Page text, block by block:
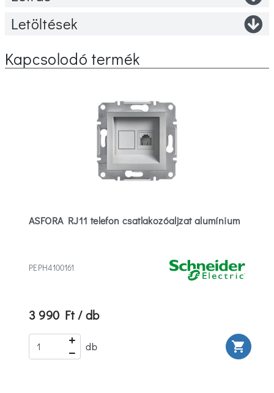
Letöltések
Kapcsolodó termék
ASFORA RJ11 telefon csatlakozóaljzat alumínium
PEPH4100161
3 990 Ft / db
db shopping_cart